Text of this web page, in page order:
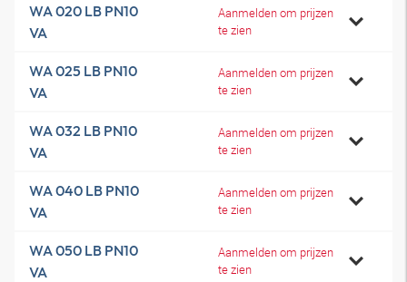
WA 020 LB PN10
VA
Aanmelden om prijzen
te zien
WA 025 LB PN10
VA
Aanmelden om prijzen
te zien
WA 032 LB PN10
VA
Aanmelden om prijzen
te zien
WA 040 LB PN10
VA
Aanmelden om prijzen
te zien
WA 050 LB PN10
VA
Aanmelden om prijzen
te zien